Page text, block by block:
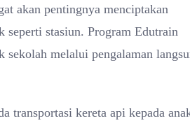
akan pentingnya menciptakan
seperti stasiun. Program Edutrain
melalui pengalaman
transportasi kereta api kepada